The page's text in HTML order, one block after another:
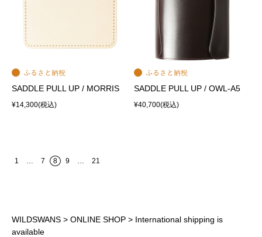
SADDLE PULL UP / MORRIS
¥14,300(税込)
SADDLE PULL UP / OWL-A5
¥40,700(税込)
1 … 7 8 9 … 21
WILDSWANS > ONLINE SHOP > International shipping is
available